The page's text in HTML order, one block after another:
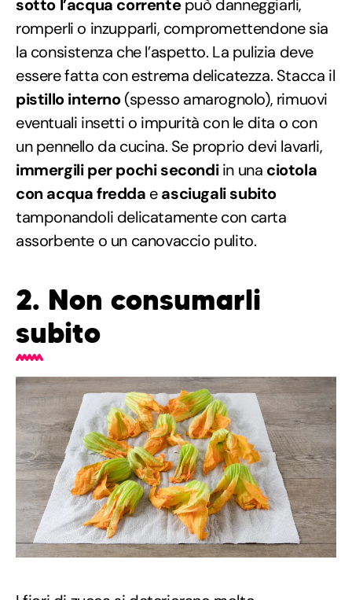
sotto l’acqua correntepuò danneggiarli,
romperli o inzupparli, compromettendone sia
la consistenza che l’aspetto. La pulizia deve
essere fatta con estrema delicatezza. Stacca il
pistillo interno(spesso amarognolo), rimuovi
eventuali insetti o impurità con le dita o con
un pennello da cucina. Se proprio devi lavarli,
immergili per pochi secondiin una ciotola
con acqua fredda easciugali subito
tamponandoli delicatamente con carta
assorbente o un canovaccio pulito.
2. Non consumarli
subito